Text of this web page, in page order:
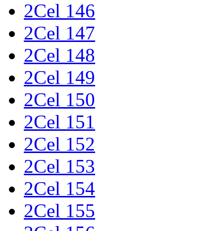
2Cel 146
2Cel 147
2Cel 148
2Cel 149
2Cel 150
2Cel 151
2Cel 152
2Cel 153
2Cel 154
2Cel 155